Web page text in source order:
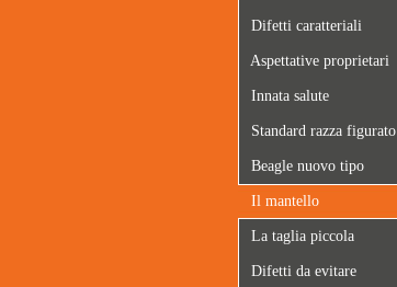
Difetti caratteriali
Aspettative proprietari
Innata salute
Standard razza figurato
Beagle nuovo tipo
Il mantello
La taglia piccola
Difetti da evitare